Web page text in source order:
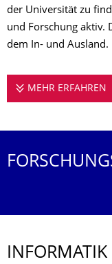
der Universität zu
und Forschung aktiv.
dem In- und Ausland.
MEHR ERFAHREN